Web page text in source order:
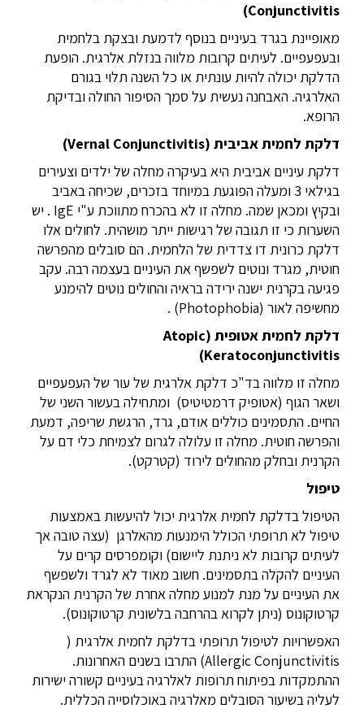
Conjunctivitis
)
מאופיינת בגרד בעיניים בנוסף לדמעת ובצקת בלחמית
ובעפעפיים. לעיתים קרובות מלווה בנזלת אלרגית. הופעת
הדלקת יכולה להיות עונתית או כל השנה תלוי בגורם
האלרגיה. האבחנה נעשית על סמך הסיפור החולה ובדיקת
הרופא.
דלקת לחמית אביבית (Vernal Conjunctivitis
)
דלקת עיניים אביבית היא בעיקרה מחלה של ילדים וצעירים
בגילאי 3 ומעלה הפוגעת במיוחד בזכרים, שכיחה באביב
ובקיץ ומכאן שמה. מחלה זו לא בהכרח מתווכת ע"י IgE . יש
השערות כי זו תגובה של רגישות ייתר מושהית. לחולים אלו
דלקת כרונית דו צדדית של הלחמית. הם סובלים מהפרשה
חוטית, מגרד ונוטים לשפשף את העיניים בעצמה רבה. עקב
פגיעה בקרנית ישנה ירידה בראיה והחולים נוטים להימנע
מחשיפה לאור (Photophobia) .
דלקת לחמית אטופית (Atopic
Keratoconjunctivitis
)
מחלה זו מלווה בד"כ דלקת אלרגית של עור של העפעפיים
ושאר הגוף (אטופיק דרמטיטיס) ומתחילה בעשור השני של
החיים. התסמינים כוללים אודם, גרד, הרגשת שריפה, דמעת
והפרשה חוטית. מחלה זו עלולה לגרום לצמיחת כלי דם על
הקרנית ובחלק מהחולים לירוד (קטרקט).
טיפול
הטיפול בדלקת לחמית אלרגית יכול להיעשות באמצעות
טיפול לא תרופתי הכולל הימנעות מהאלרגן (עצה טובה אך
לעיתים קרובות לא ניתנת ליישום) וקומפרסים קרים על
העיניים להקלה בתסמינים. חשוב מאוד לא לגרד ולשפשף
את העיניים על מנת למנוע מחלה אחרת של הקרנית הנקראת
קרטוקונוס (ניתן לקרוא בהרחבה בלשונית קרטוקונוס).
האפשרויות לטיפול תרופתי בדלקת לחמית אלרגית (
Allergic Conjunctivitis) התרבו בשנים האחרונות.
ההתמקדות בפיתוח תרופות לאלרגיה בעיניים קשורה ישירות
לעליה בשיעור הסובלים מאלרגיה באוכלוסייה הכללית.